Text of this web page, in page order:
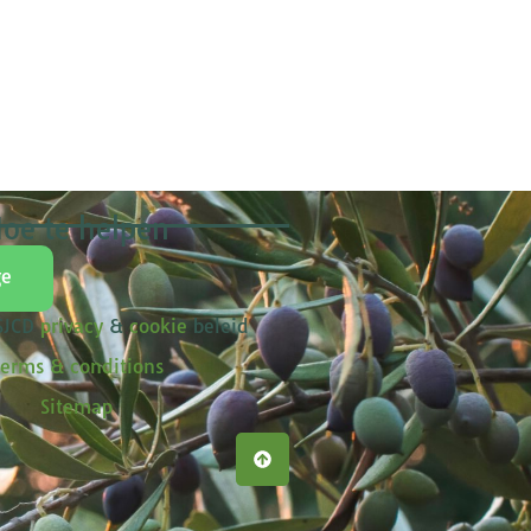
te helpen
privacy& cookiebeleid
& conditions
Sitemap